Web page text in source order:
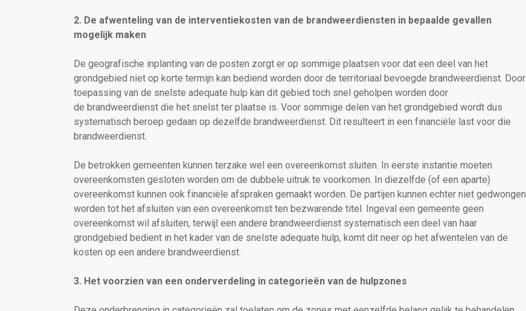
2. De afwenteling van de interventiekosten van de brandweerdiensten in bepaalde gevallen
mogelijk maken
De geografische inplanting van de posten zorgt er op sommige plaatsen voor dat een deel van het
grondgebied niet op korte termijn kan bediend worden door de territoriaal bevoegde brandweerdienst. Door
toepassing van de snelste adequate hulp kan dit gebied toch snel geholpen worden door
de brandweerdienst die het snelst ter plaatse is. Voor sommige delen van het grondgebied wordt dus
systematisch beroep gedaan op dezelfde brandweerdienst. Dit resulteert in een financiële last voor die
brandweerdienst.
De betrokken gemeenten kunnen terzake wel een overeenkomst sluiten. In eerste instantie moeten
overeenkomsten gesloten worden om de dubbele uitruk te voorkomen. In diezelfde (of een aparte)
overeenkomst kunnen ook financiële afspraken gemaakt worden. De partijen kunnen echter niet gedwongen
worden tot het afsluiten van een overeenkomst ten bezwarende titel. Ingeval een gemeente geen
overeenkomst wil afsluiten, terwijl een andere brandweerdienst systematisch een deel van haar
grondgebied bedient in het kader van de snelste adequate hulp, komt dit neer op het afwentelen van de
kosten op een andere brandweerdienst.
3. Het voorzien van een onderverdeling in categorieën van de hulpzones